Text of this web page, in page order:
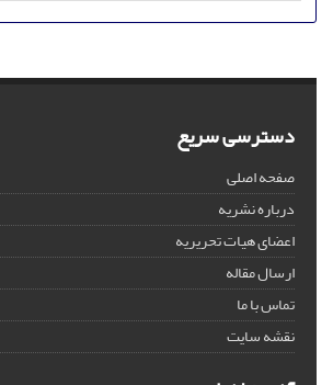
دسترسی سریع
صفحه اصلی
درباره نشریه
اعضای هیات تحریریه
ارسال مقاله
تماس با ما
نقشه سایت